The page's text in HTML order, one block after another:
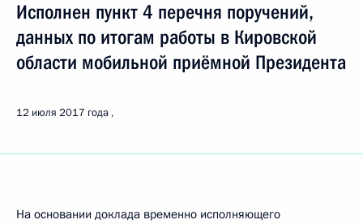
Исполнен пункт 4 перечня поручений,
данных по итогам работы в Кировской
области мобильной приёмной Президента
12 июля 2017 года
На основании доклада временно исполняющего